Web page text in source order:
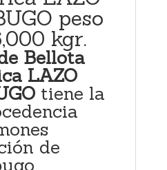
peso
kgr.
Bellota
LAZO
tiene la
de